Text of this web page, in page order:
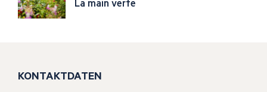
La main verte
KONTAKTDATEN